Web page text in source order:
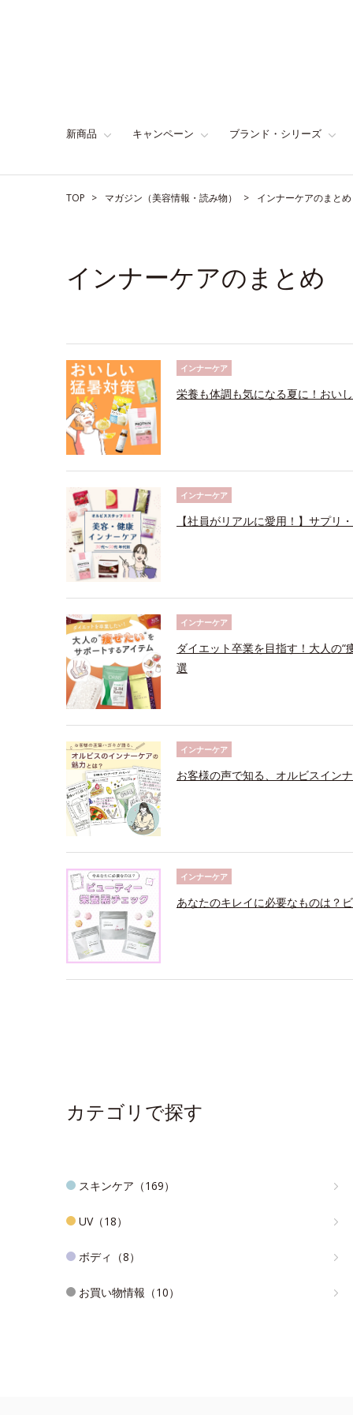
新商品 キャンペーン ブランド・シリーズ
TOP マガジン（美容情報・読み物） インナーケアのまとめ
インナーケアのまとめ
インナーケア
栄養も体調も気になる夏に！おい
インナーケア
【社員がリアルに愛用！】サプリ
インナーケア
ダイエット卒業を目指す！大人の
選
インナーケア
お客様の声で知る、オルビスイン
インナーケア
あなたのキレイに必要なものは？
カテゴリで探す
スキンケア（169）
UV（18）
ボディ（8）
お買い物情報（10）